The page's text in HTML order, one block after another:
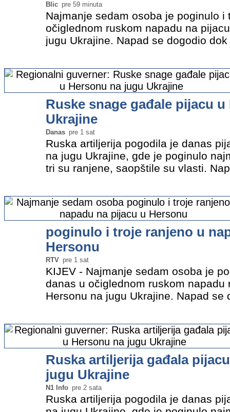
Blic pre 59 minuta
Najmanje sedam osoba je poginulo i
očiglednom ruskom napadu na
jugu Ukrajine. Napad se dogodio
Ruske snage gađale pijacu
Ukrajine
Danas pre 1 sat
Ruska artiljerija pogodila je danas
na jugu Ukrajine, gde je poginulo
tri su ranjene, saopštile su vlasti.
poginulo i troje ranjeno u
Hersonu
RTV pre 1 sat
KIJEV - Najmanje sedam osoba je
danas u očiglednom ruskom napadu
Hersonu na jugu Ukrajine. Napad se
Ruska artiljerija gađala
jugu Ukrajine
N1 Info pre 2 sata
Ruska artiljerija pogodila je danas